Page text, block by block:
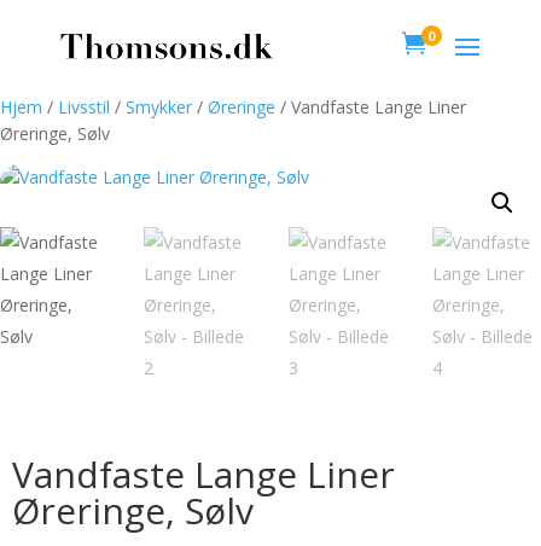
0
Hjem / Livsstil / Smykker / Øreringe / Vandfaste Lange Liner
Øreringe, Sølv
Vandfaste Lange Liner
Øreringe, Sølv